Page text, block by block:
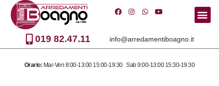
Vai
contenuto
019 82.47.11 info@arredamentiboagno.it
Orario: Mar-Ven 8:00-13:00 15:00-19:30 Sab 9:00-13:00 15:30-19:30